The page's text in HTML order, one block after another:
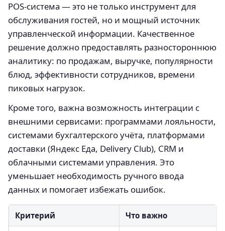
POS-система — это не только инструмент для
обслуживания гостей, но и мощный источник
управленческой информации. Качественное
решение должно предоставлять разностороннюю
аналитику: по продажам, выручке, популярности
блюд, эффективности сотрудников, времени
пиковых нагрузок.
Кроме того, важна возможность интеграции с
внешними сервисами: программами лояльности,
системами бухгалтерского учёта, платформами
доставки (Яндекс Еда, Delivery Club), CRM и
облачными системами управления. Это
уменьшает необходимость ручного ввода
данных и помогает избежать ошибок.
Критерий Что важно